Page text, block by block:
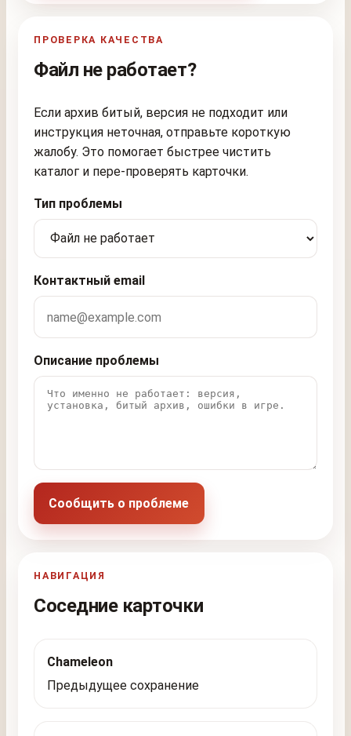
ПРОВЕРКА КАЧЕСТВА
Файл не работает?
Если архив битый, версия не подходит или
инструкция неточная, отправьте короткую
жалобу. Это помогает быстрее чистить
каталог и пере-проверять карточки.
Тип проблемы
Контактный email
Описание проблемы
Сообщить о проблеме
НАВИГАЦИЯ
Соседние карточки
Chameleon
Предыдущее сохранение